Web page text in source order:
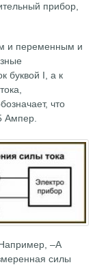
прибор,
и переменным и
буквой I, а к
что
Ампер.
–А
силы